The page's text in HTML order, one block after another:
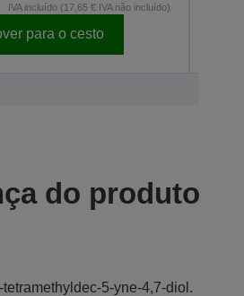
IVA incluído (17,65 € IVA não incluído)
para o cesto
do produto
5-yne-4,7-diol.